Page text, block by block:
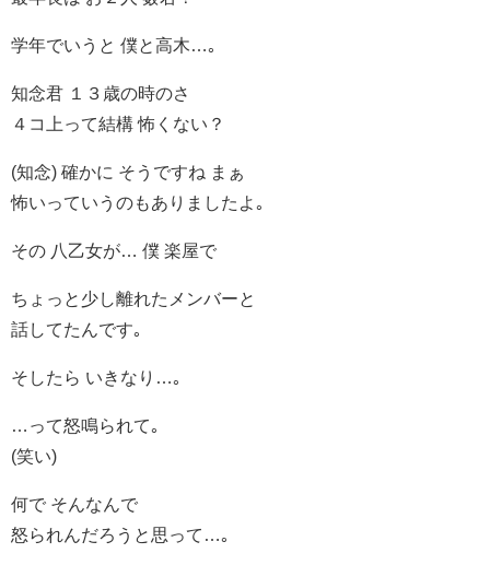
学年でいうと 僕と高木…｡
知念君 １３歳の時のさ
４コ上って結構 怖くない？
(知念) 確かに そうですね まぁ
怖いっていうのもありましたよ｡
その 八乙女が… 僕 楽屋で
ちょっと少し離れたメンバーと
話してたんです｡
そしたら いきなり…｡
…って怒鳴られて｡
(笑い)
何で そんなんで
怒られんだろうと思って…｡